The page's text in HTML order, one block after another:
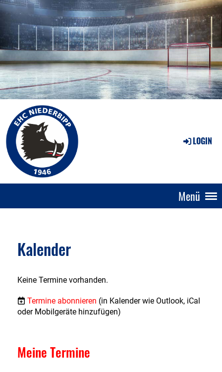
LOGIN
Menü
Kalender
Keine Termine vorhanden.
Termine abonnieren (in Kalender wie Outlook, iCal
oder Mobilgeräte hinzufügen)
Meine Termine